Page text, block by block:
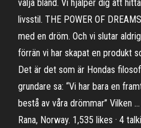
välja bland. Vi hjälper dig att
livsstil. THE POWER OF
med en dröm. Och vi slutar
förrän vi har skapat en produkt
Det är det som är Hondas
grundare sa: “Vi har bara en
bestå av våra drömmar” Vilken
Rana, Norway. 1,535 likes · 4